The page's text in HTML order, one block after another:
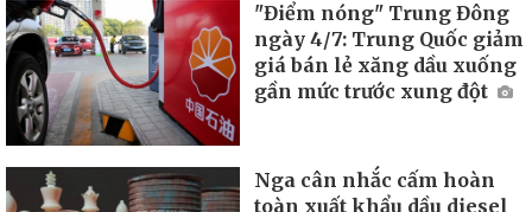
"Điểm nóng" Trung Đông
ngày 4/7: Trung Quốc giảm
giá bán lẻ xăng dầu xuống
gần mức trước xung đột
Nga cân nhắc cấm hoàn
toàn xuất khẩu dầu diesel